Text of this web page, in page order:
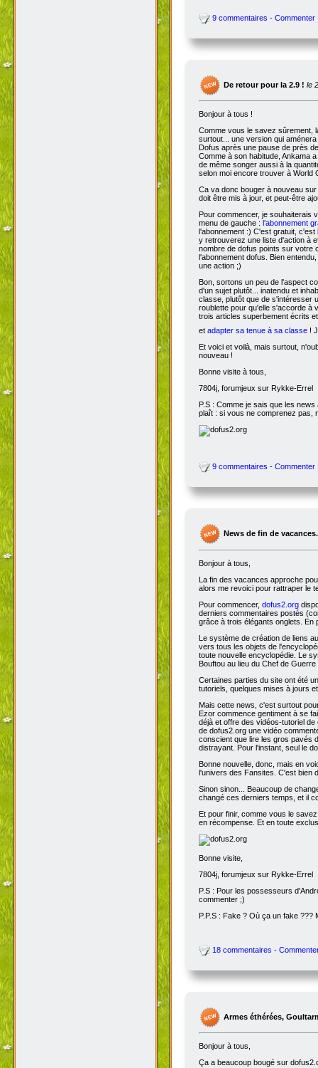
9 commentaires - Commenter
De retour pour la 2.9 ! le
Bonjour à tous !
Comme vous le savez sûrement,
surtout... une version qui
Dofus après une pause de près
Comme à son habitude, Ankama
de même songer aussi à la
selon moi encore trouver à World
Ca va donc bouger à nouveau
doit être mis à jour, et peut-être
Pour commencer, je
menu de gauche : l'abonnement
l'abonnement :) C'est gratuit,
y retrouverez une liste d'action à
nombre de dofus points sur votre
l'abonnement dofus. Bien
une action ;)
Bon, sortons un peu de l'aspect
d'un sujet plutôt... inatendu et
classe, plutôt que de s'intéresser
roublette pour qu'elle s'accorde à
trois articles superbement écrits
et adapter sa tenue à sa classe !
Et voici et voilà, mais surtout,
nouveau !
Bonne visite à tous,
7804j, forumjeux sur Rykke-Errel
P.S : Comme je sais que les
plaît : si vous ne comprenez pas,
9 commentaires - Commenter
News de fin de
Bonjour à tous,
La fin des vacances approche
alors me revoici pour rattraper le
Pour commencer, dofus2.org
derniers commentaires postés
grâce à trois élégants onglets. En
Le système de création de liens
vers tous les objets de
toute nouvelle encyclopédie. Le
Bouftou au lieu du Chef de
Certaines parties du site ont été
tutoriels, quelques mises à jours
Mais cette news, c'est surtout
Ezor commence gentiment à se
déjà et offre des vidéos-tutoriel
de dofus2.org une vidéo
conscient que lire les gros pavés
distrayant. Pour l'instant, seul le
Bonne nouvelle, donc, mais en
l'univers des Fansites. C'est bien
Sinon sinon... Beaucoup de
changé ces derniers temps, et il
Et pour finir, comme vous le
en récompense. Et en toute
Bonne visite,
7804j, forumjeux sur Rykke-Errel
P.S : Pour les possesseurs
commenter ;)
P.P.S : Fake ? Où ça un fake ???
18 commentaires -
Armes éthérées,
Bonjour à tous,
Ça a beaucoup bougé sur